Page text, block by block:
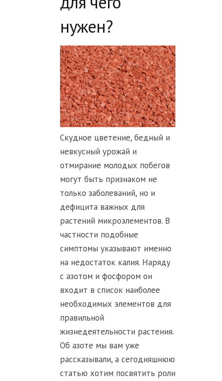
нужен?
Скудное цветение, бедный и
невкусный урожай и
отмирание молодых побегов
могут быть признаком не
только заболеваний, но и
дефицита важных для
растений микроэлементов. В
частности подобные
симптомы указывают именно
на недостаток калия. Наряду
с азотом и фосфором он
входит в список наиболее
необходимых элементов для
правильной
жизнедеятельности растения.
Об азоте мы вам уже
рассказывали, а сегодняшнюю
статью хотим посвятить роли